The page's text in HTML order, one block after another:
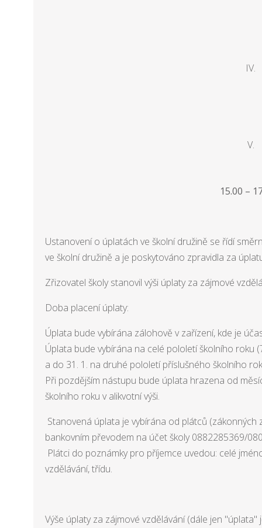
IV.
V.
15.00 –
Ustanovení o úplatách ve školní družině se řídí
ve školní družině a je poskytováno zpravidla za
Zřizovatel školy stanovil výši úplaty za zájmové
Doba placení úplaty:
Úplata bude vybírána zálohově v zařízení, kde je
Úplata bude vybírána na celé pololetí školního roku
a do 31. 1. na druhé pololetí příslušného školního
Při pozdějším nástupu bude úplata hrazena od
školního roku v alikvotní výši.
Stanovená úplata je vybírána od plátců
bankovním převodem na účet školy 0882285369/
Plátci do poznámky pro příjemce uvedou: celé
vzdělávání, třídu.
Výše úplaty za zájmové vzdělávání (dále jen